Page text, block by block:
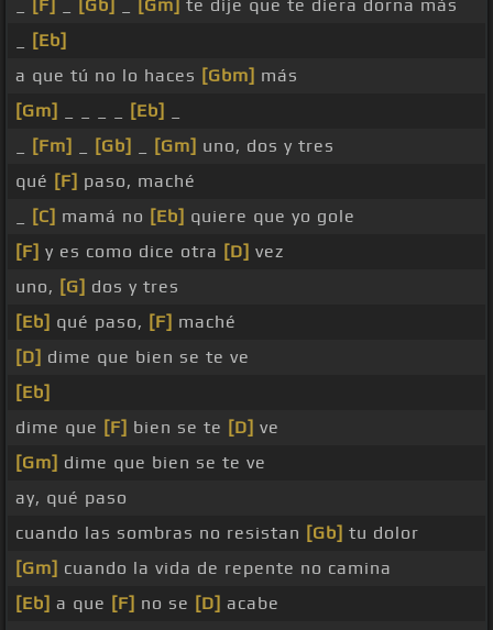
[F] [Gb] [Gm] te dije que te diera dorna más
[Eb]
a que tú no lo haces [Gbm] más
[Gm]
[Eb]
[Fm] [Gb] [Gm] uno, dos y tres
qué [F] paso, maché
[C] mamá no [Eb] quiere que yo gole
[F] y es como dice otra [D] vez
uno, [G] dos y tres
[Eb] qué paso, [F] maché
[D] dime que bien se te ve
[Eb]
dime que [F] bien se te [D] ve
[Gm] dime que bien se te ve
ay, qué paso
cuando las sombras no resistan [Gb] tu dolor
[Gm] cuando la vida de repente no camina
[Eb] a que [F] no se [D] acabe